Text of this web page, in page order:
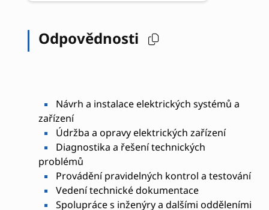
Odpovědnosti
Návrh a instalace elektrických systémů a
zařízení
Údržba a opravy elektrických zařízení
Diagnostika a řešení technických
problémů
Provádění pravidelných kontrol a testování
Vedení technické dokumentace
Spolupráce s inženýry a dalšími odděleními